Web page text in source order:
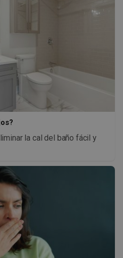
la cal del baño fácil y